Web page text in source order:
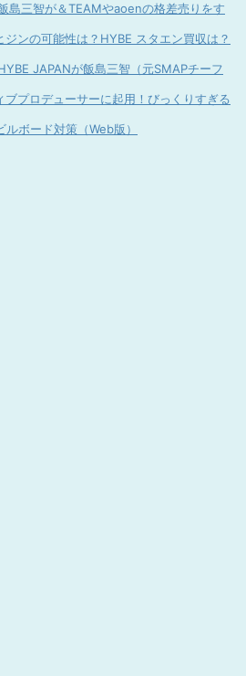
島三智が＆TEAMやaoenの格差売りをす
ンの可能性は？HYBE スタエン買収は？
JAPANが飯島三智（元SMAPチーフ
プロデューサーに起用！びっくりすぎる
ルボード対策（Web版）